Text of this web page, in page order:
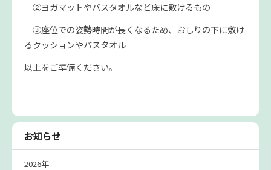
②ヨガマットやバスタオルなど床に敷けるもの
③座位での姿勢時間が長くなるため、おしりの下に敷け
るクッションやバスタオル
以上をご準備ください。
お知らせ
2026年